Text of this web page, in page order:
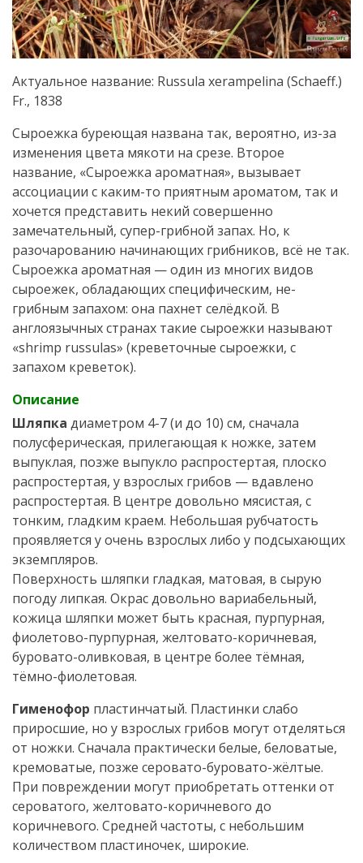
Актуальное название: Russula xerampelina (Schaeff.)
Fr., 1838
Сыроежка буреющая названа так, вероятно, из-за
изменения цвета мякоти на срезе. Второе
название, «Сыроежка ароматная», вызывает
ассоциации с каким-то приятным ароматом, так и
хочется представить некий совершенно
замечательный, супер-грибной запах. Но, к
разочарованию начинающих грибников, всё не так.
Сыроежка ароматная — один из многих видов
сыроежек, обладающих специфическим, не-
грибным запахом: она пахнет селёдкой. В
англоязычных странах такие сыроежки называют
«shrimp russulas» (креветочные сыроежки, с
запахом креветок).
Описание
Шляпка диаметром 4-7 (и до 10) см, сначала
полусферическая, прилегающая к ножке, затем
выпуклая, позже выпукло распростертая, плоско
распростертая, у взрослых грибов — вдавлено
распростертая. В центре довольно мясистая, с
тонким, гладким краем. Небольшая рубчатость
проявляется у очень взрослых либо у подсыхающих
экземпляров.
Поверхность шляпки гладкая, матовая, в сырую
погоду липкая. Окрас довольно вариабельный,
кожица шляпки может быть красная, пурпурная,
фиолетово-пурпурная, желтовато-коричневая,
буровато-оливковая, в центре более тёмная,
тёмно-фиолетовая.
Гименофор пластинчатый. Пластинки слабо
приросшие, но у взрослых грибов могут отделяться
от ножки. Сначала практически белые, беловатые,
кремоватые, позже серовато-буровато-жёлтые.
При повреждении могут приобретать оттенки от
сероватого, желтовато-коричневого до
коричневого. Средней частоты, с небольшим
количеством пластиночек, широкие.